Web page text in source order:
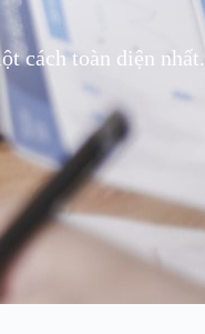
cách toàn diện nhất.